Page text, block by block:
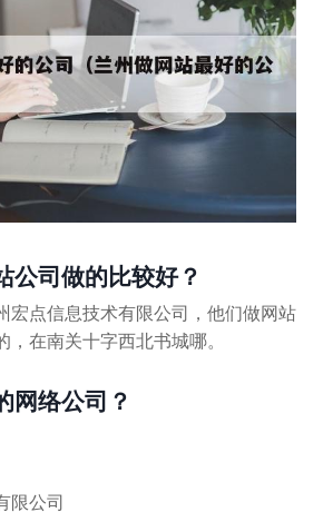
公司做的比较好？
宏点信息技术有限公司，他们做网站
，在南关十字西北书城哪。
网络公司？
限公司